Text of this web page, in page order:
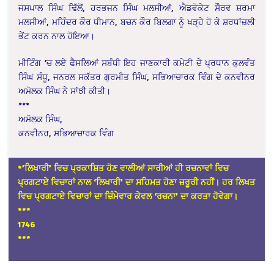
ਜਸਪਾਲ ਸਿੰਘ ਢਿੱਲੋਂ, ਹਰਭਜਨ ਸਿੰਘ ਮਲਸੀਆਂ, ਐਡਵੋਕੇਟ ਸੌਰਵ ਸ਼ਰਮਾ
ਮਲਸੀਆਂ, ਮਹਿੰਦਰ ਕੌਰ ਧੀਮਾਨ, ਬਚਨ ਕੌਰ ਬਿਲਗਾ ਨੂੰ ਖੜ੍ਹੇ ਹੋ ਕੇ ਸ਼ਰਧਾਂਜ਼ਲੀ
ਭੇਂਟ ਕਰਨ ਨਾਲ ਹੋਇਆ।
ਮੀਟਿੰਗ ’ਚ ਲਏ ਫੈਸਲਿਆਂ ਸਬੰਧੀ ਇਹ ਜਾਣਕਾਰੀ ਕਮੇਟੀ ਦੇ ਪ੍ਰਧਾਨ ਕੁਲਵੰਤ
ਸਿੰਘ ਸੰਧੂ, ਜਨਰਲ ਸਕੱਤਰ ਗੁਰਮੀਤ ਸਿੰਘ, ਸਭਿਆਚਾਰਕ ਵਿੰਗ ਦੇ ਕਨਵੀਨਰ
ਅਮੋਲਕ ਸਿੰਘ ਨੇ ਸਾਂਝੀ ਕੀਤੀ।
***
ਅਮੋਲਕ ਸਿੰਘ,
ਕਨਵੀਨਰ, ਸਭਿਆਚਾਰਕ ਵਿੰਗ
*’ਲਿਖਾਰੀ’ ਵਿਚ ਪ੍ਰਕਾਸ਼ਿਤ ਹੋਣ ਵਾਲੀਆਂ ਸਾਰੀਆਂ ਹੀ ਰਚਨਾਵਾਂ ਵਿਚ
ਪ੍ਰਗਟਾਏ ਵਿਚਾਰਾਂ ਨਾਲ ‘ਲਿਖਾਰੀ’ ਦਾ ਸਹਿਮਤ ਹੋਣਾ ਜ਼ਰੂਰੀ ਨਹੀਂ। ਹਰ ਲਿਖਤ
ਵਿਚ ਪ੍ਰਗਟਾਏ ਵਿਚਾਰਾਂ ਦਾ ਜ਼ਿੰਮੇਵਾਰ ਕੇਵਲ ‘ਰਚਨਾ’ ਦਾ ਕਰਤਾ ਹੋਵੇਗਾ।
***
1746
***